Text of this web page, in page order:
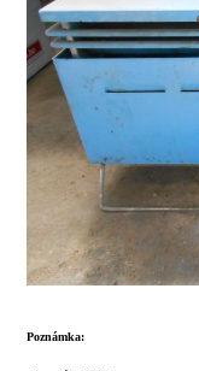
Poznámka: